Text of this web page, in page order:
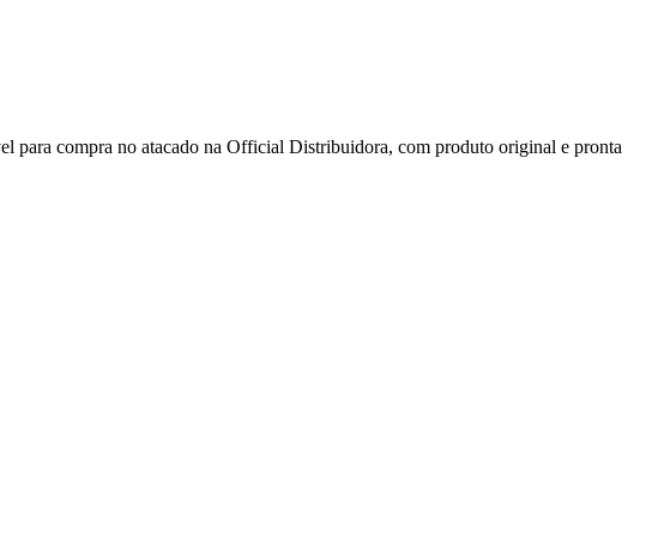
compra no atacado na Official Distribuidora, com produto original e pronta